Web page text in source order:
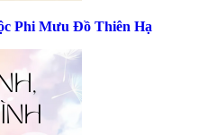
Phi Mưu Đồ Thiên Hạ